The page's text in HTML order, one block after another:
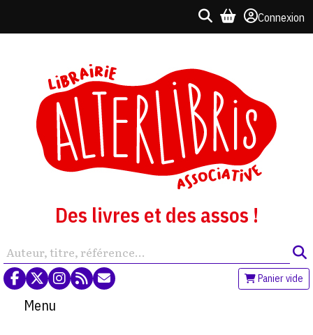
Connexion
Des livres et des assos !
Panier vide
Menu